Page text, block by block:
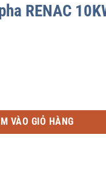
RENAC
DT) số lượng
VÀO GIỎ HÀNG